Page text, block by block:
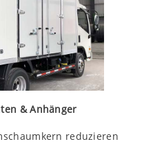
& Anhänger
reduzieren